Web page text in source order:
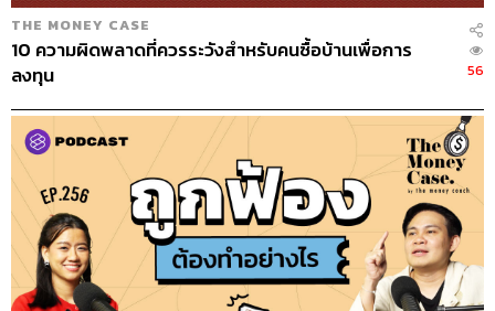
THE MONEY CASE
10 ความผิดพลาดที่ควรระวังสำหรับคนซื้อบ้านเพื่อการ
ลงทุน
56